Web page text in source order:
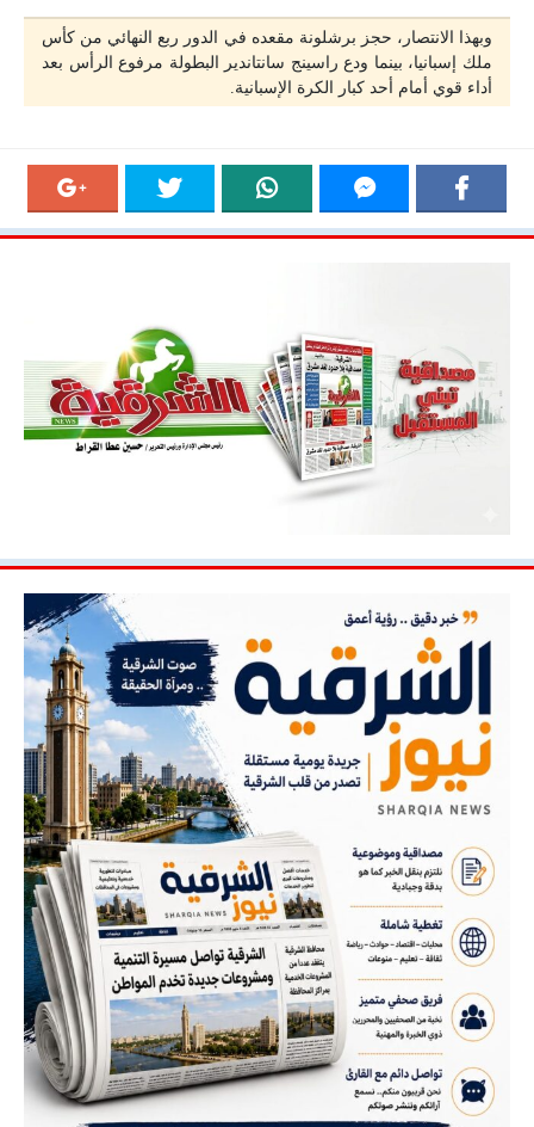
وبهذا الانتصار، حجز برشلونة مقعده في الدور ربع النهائي من كأس
ملك إسبانيا، بينما ودع راسينج سانتاندير البطولة مرفوع الرأس بعد
أداء قوي أمام أحد كبار الكرة الإسبانية.